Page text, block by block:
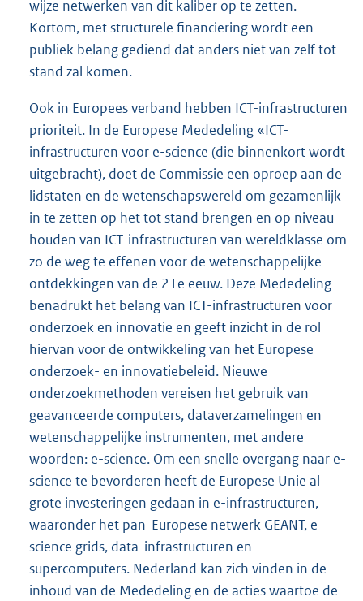
wijze netwerken van dit kaliber op te zetten.
Kortom, met structurele financiering wordt een
publiek belang gediend dat anders niet van zelf tot
stand zal komen.
Ook in Europees verband hebben ICT-infrastructuren
prioriteit. In de Europese Mededeling «ICT-
infrastructuren voor e-science (die binnenkort wordt
uitgebracht), doet de Commissie een oproep aan de
lidstaten en de wetenschapswereld om gezamenlijk
in te zetten op het tot stand brengen en op niveau
houden van ICT-infrastructuren van wereldklasse om
zo de weg te effenen voor de wetenschappelijke
ontdekkingen van de 21e eeuw. Deze Mededeling
benadrukt het belang van ICT-infrastructuren voor
onderzoek en innovatie en geeft inzicht in de rol
hiervan voor de ontwikkeling van het Europese
onderzoek- en innovatiebeleid. Nieuwe
onderzoekmethoden vereisen het gebruik van
geavanceerde computers, dataverzamelingen en
wetenschappelijke instrumenten, met andere
woorden: e-science. Om een snelle overgang naar e-
science te bevorderen heeft de Europese Unie al
grote investeringen gedaan in e-infrastructuren,
waaronder het pan-Europese netwerk GEANT, e-
science grids, data-infrastructuren en
supercomputers. Nederland kan zich vinden in de
inhoud van de Mededeling en de acties waartoe de